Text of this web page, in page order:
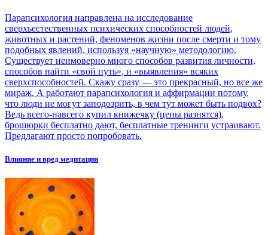
Парапсихология направлена на исследование
сверхъестественных психических способностей людей,
животных и растений, феноменов жизни после смерти и тому
подобных явлений, используя «научную» методологию.
Существует неимоверно много способов развития личности,
способов найти «свой путь», и «выявления» всяких
сверхспособностей. Скажу сразу — это прекрасный, но все же
мираж. А работают парапсихология и аффирмации потому,
что люди не могут заподозрить, в чем тут может быть подвох?
Ведь всего-навсего купил книжечку (цены разнятся),
брошюрки бесплатно дают, бесплатные тренинги устраивают.
Предлагают просто попробовать.
Влияние и вред медитации